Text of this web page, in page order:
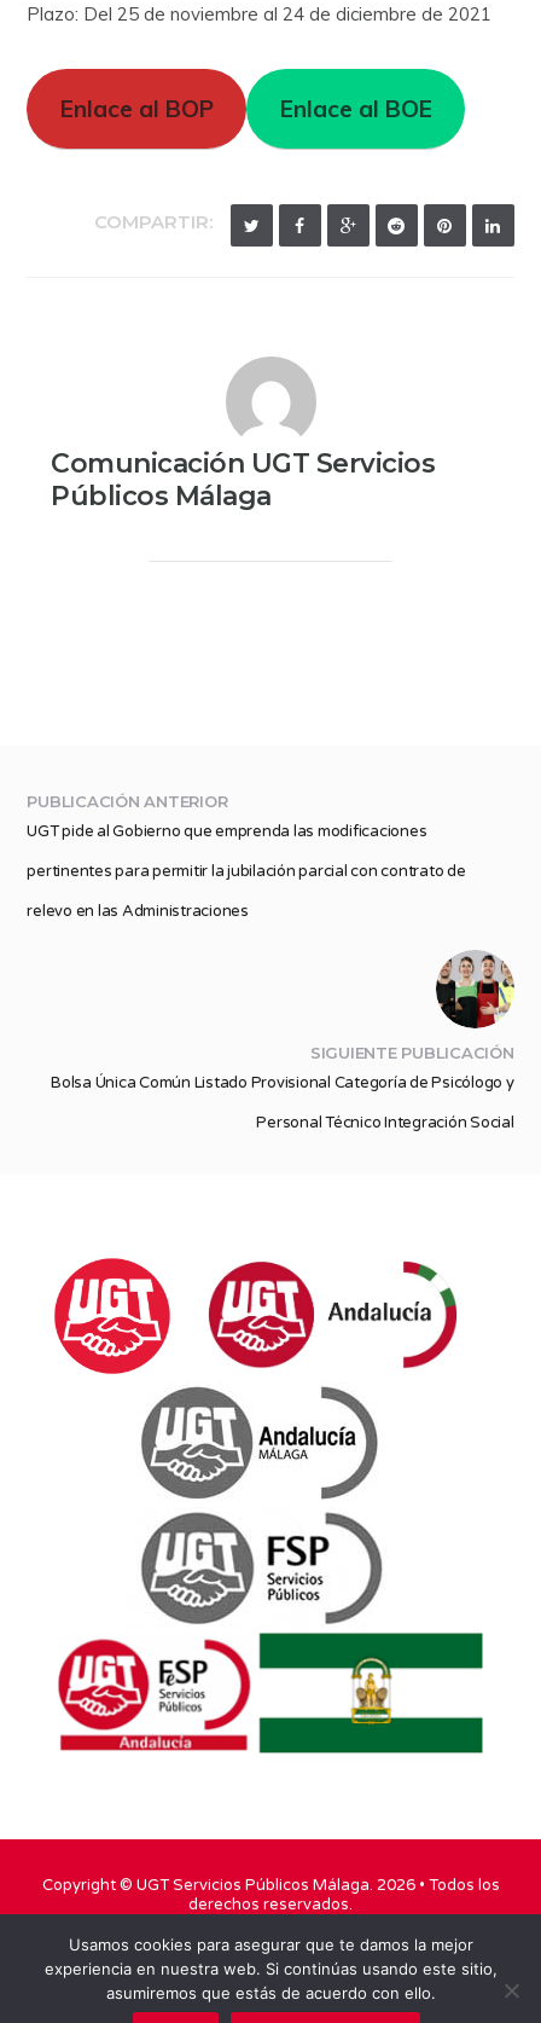
Plazo: Del 25 de noviembre al 24 de diciembre de 2021
Enlace al BOP Enlace al BOE
COMPARTIR:
Comunicación UGT Servicios
Públicos Málaga
PUBLICACIÓN ANTERIOR
UGT pide al Gobierno que emprenda las modificaciones
pertinentes para permitir la jubilación parcial con contrato de
relevo en las Administraciones
SIGUIENTE PUBLICACIÓN
Bolsa Única Común Listado Provisional Categoría de Psicólogo y
Personal Técnico Integración Social
Copyright © UGT Servicios Públicos Málaga. 2026 • Todos los
derechos reservados.
TWITTER FACEBOOK YOUTUBE
Usamos cookies para asegurar que te damos la mejor
experiencia en nuestra web. Si continúas usando este sitio,
asumiremos que estás de acuerdo con ello.